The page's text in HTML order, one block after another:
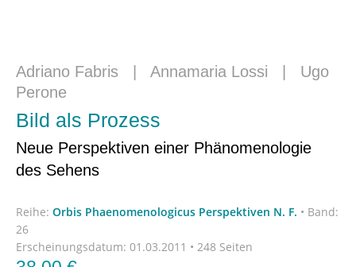
Adriano Fabris Annamaria Lossi
Ugo
Perone
Bild als Prozess
Neue Perspektiven einer Phänomenologie
des Sehens
Reihe: Orbis Phaenomenologicus Perspektiven N. F. • Band:
26
Erscheinungsdatum: 01.03.2011 • 248 Seiten